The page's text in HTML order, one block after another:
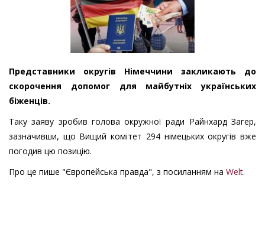
Представники округів Німеччини закликають до
скорочення допомог для майбутніх українських
біженців.
Таку заяву зробив голова окружної ради Райнхард Загер,
зазначивши, що Вищий комітет 294 німецьких округів вже
погодив цю позицію.
Про це пише "Європейська правда", з посиланням на Welt.